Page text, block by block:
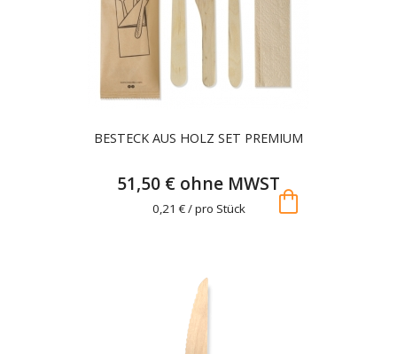
BESTECK AUS HOLZ SET PREMIUM
51,50 € ohne MWST
0,21 € / pro Stück shopping_bag